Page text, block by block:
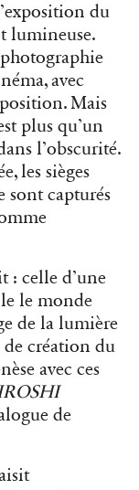
du
lumineuse.
avec
Mais
plus qu’un
l’obscurité.
les sièges
sont capturés
: celle d’une
le monde
de la lumière
de création du
avec ces
de